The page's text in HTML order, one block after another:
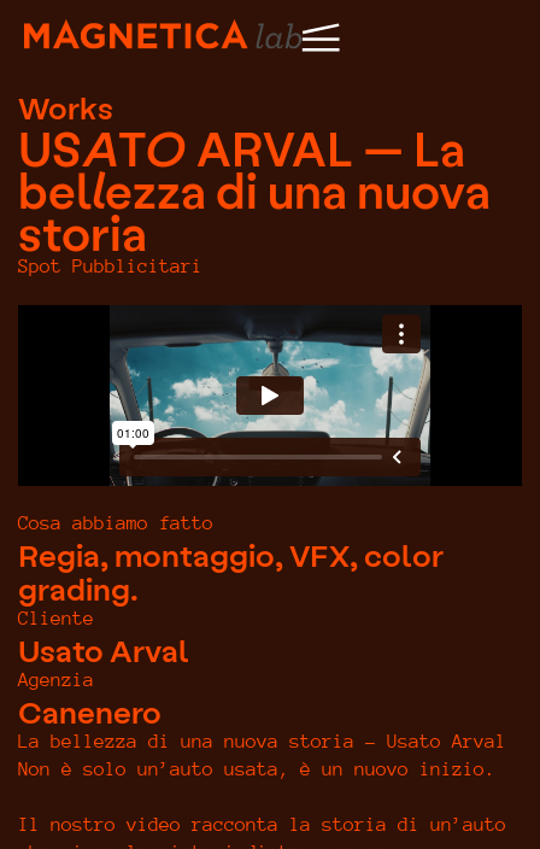
Works
USATO ARVAL — La
bellezza di una nuova
storia
Spot Pubblicitari
La bellezza di una nuova storia – Usato Arval
Non è solo un’auto usata, è un nuovo inizio.
Il nostro video racconta la storia di un’auto
Cosa abbiamo fatto
Regia, montaggio, VFX, color
grading.
Cliente
Usato Arval
Agenzia
Canenero